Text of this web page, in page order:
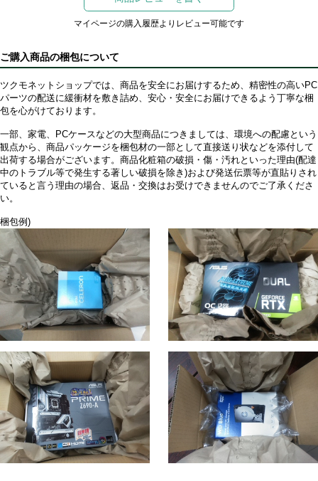
マイページの購入履歴よりレビュー可能です
ご購入商品の梱包について
ツクモネットショップでは、商品を安全にお届けするため、精密性の高いPC
パーツの配送に緩衝材を敷き詰め、安心・安全にお届けできるよう丁寧な梱
包を心がけております。
一部、家電、PCケースなどの大型商品につきましては、環境への配慮という
観点から、商品パッケージを梱包材の一部として直接送り状などを添付して
出荷する場合がございます。商品化粧箱の破損・傷・汚れといった理由(配達
中のトラブル等で発生する著しい破損を除き)および発送伝票等が直貼りされ
ていると言う理由の場合、返品・交換はお受けできませんのでご了承くださ
い。
梱包例)